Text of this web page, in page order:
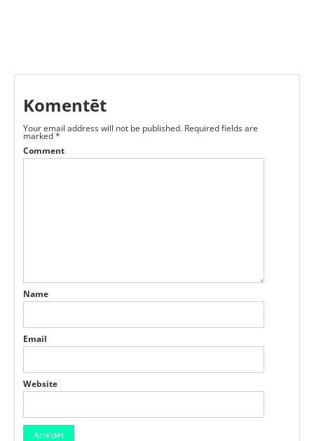
Komentēt
Your email address will not be published. Required fields are
marked*
Comment
Name
Email
Website